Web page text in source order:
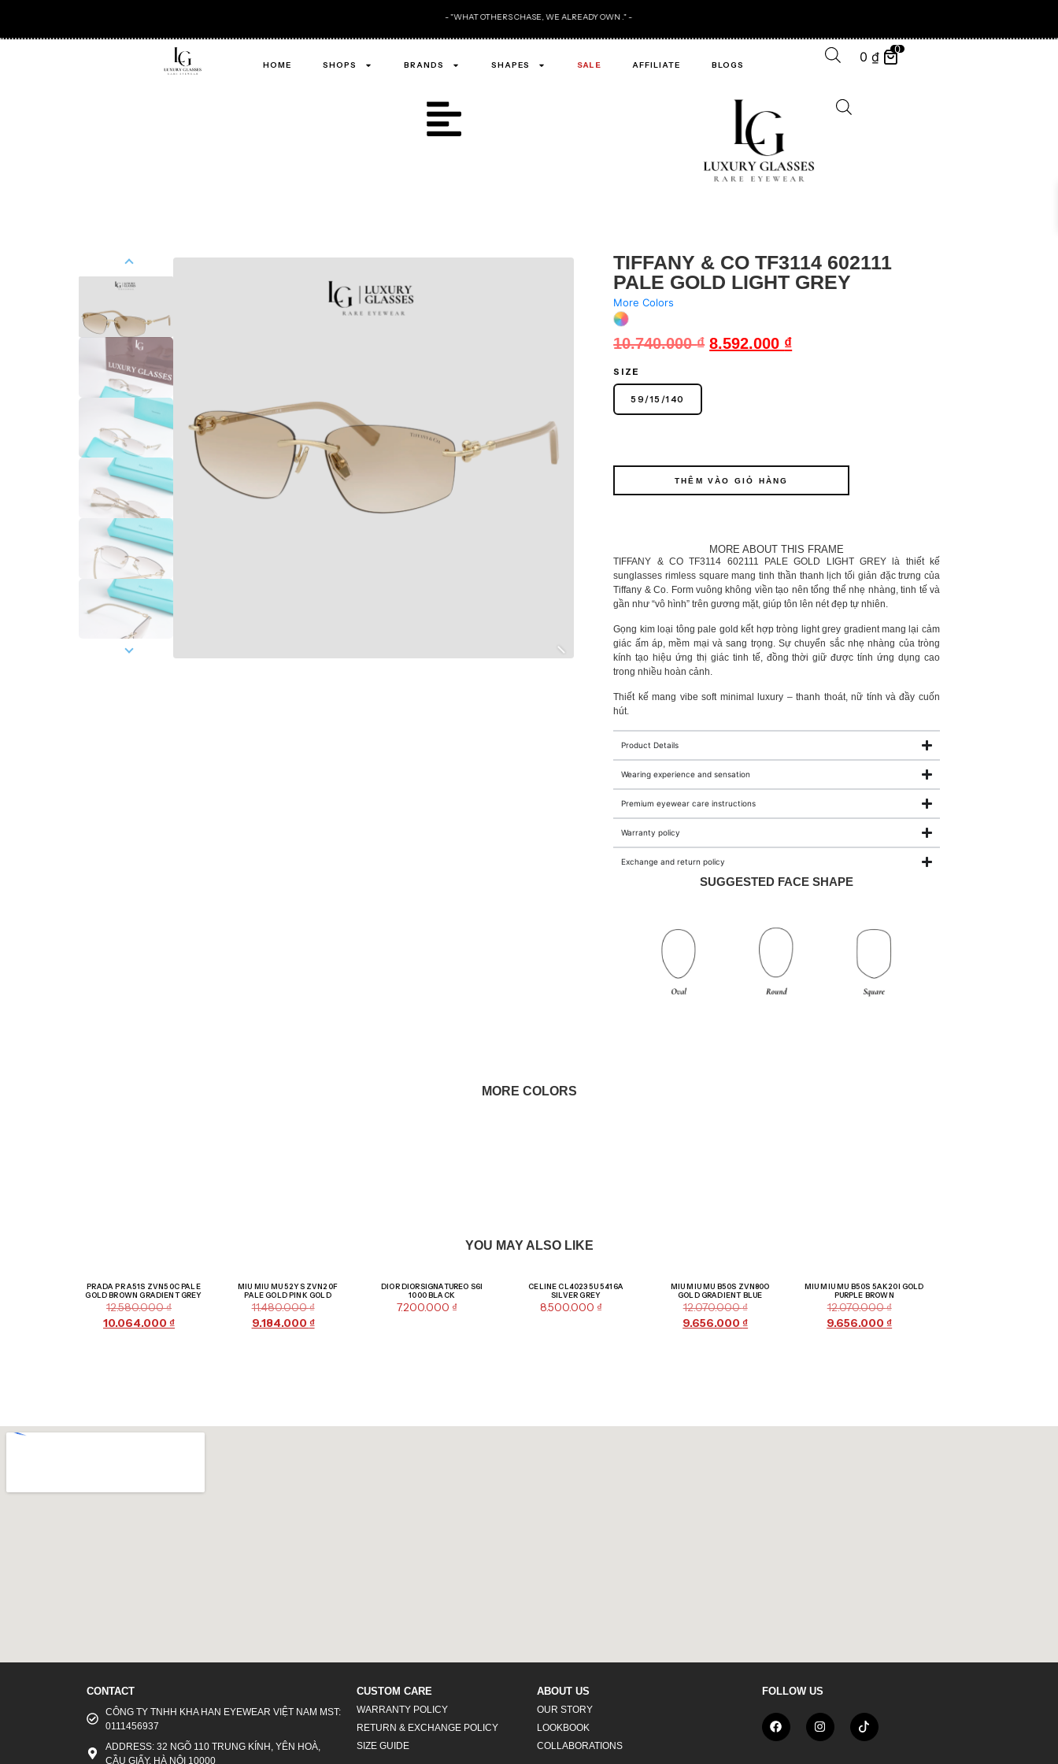
- "WHAT OTHERS CHASE, WE ALREADY OWN ." -
HOME SHOPS BRANDS SHAPES SALE AFFILIATE BLOGS
0₫ 0
TIFFANY & CO TF3114 602111
PALE GOLD LIGHT GREY
More Colors
10.740.000₫ 8.592.000 ₫
SIZE
59 /15 /140
THÊM VÀO GIỎ HÀNG
MORE ABOUT THIS FRAME
TIFFANY & CO TF3114 602111 PALE GOLD LIGHT GREY là thiết kế
sunglasses rimless square mang tinh thần thanh lịch tối giản đặc trưng của
Tiffany & Co. Form vuông không viền tạo nên tổng thể nhẹ nhàng, tinh tế và
gần như “vô hình” trên gương mặt, giúp tôn lên nét đẹp tự nhiên.
Gọng kim loại tông pale gold kết hợp tròng light grey gradient mang lại cảm
giác ấm áp, mềm mại và sang trọng. Sự chuyển sắc nhẹ nhàng của tròng
kính tạo hiệu ứng thị giác tinh tế, đồng thời giữ được tính ứng dụng cao
trong nhiều hoàn cảnh.
Thiết kế mang vibe soft minimal luxury – thanh thoát, nữ tính và đầy cuốn
hút.
Product Details
Wearing experience and sensation
Premium eyewear care instructions
Warranty policy
Exchange and return policy
SUGGESTED FACE SHAPE
MORE COLORS
YOU MAY ALSO LIKE
PRADA PR A51S ZVN50C PALE
GOLD BROWN GRADIENT GREY
12.580.000₫
10.064.000₫
MIU MIU MU 52YS ZVN20F
PALE GOLD PINK GOLD
11.480.000₫
9.184.000 ₫
DIOR DIORSIGNATUREO S6I
1000 BLACK
7.200.000 ₫
CELINE CL40235U 5416A
SILVER GREY
8.500.000 ₫
MIU MIU MU B50S ZVN80O
GOLD GRADIENT BLUE
12.070.000₫
9.656.000₫
MIU MIU MU B50S 5AK20I GOLD
PURPLE BROWN
12.070.000₫
9.656.000₫
CONTACT
CÔNG TY TNHH KHA HAN EYEWEAR VIỆT NAM MST:
0111456937
ADDRESS: 32 NGÕ 110 TRUNG KÍNH, YÊN HOÀ,
CẦU GIẤY, HÀ NỘI 10000
CUSTOM CARE
WARRANTY POLICY
RETURN & EXCHANGE POLICY
SIZE GUIDE
ABOUT US
OUR STORY
LOOKBOOK
COLLABORATIONS
FOLLOW US